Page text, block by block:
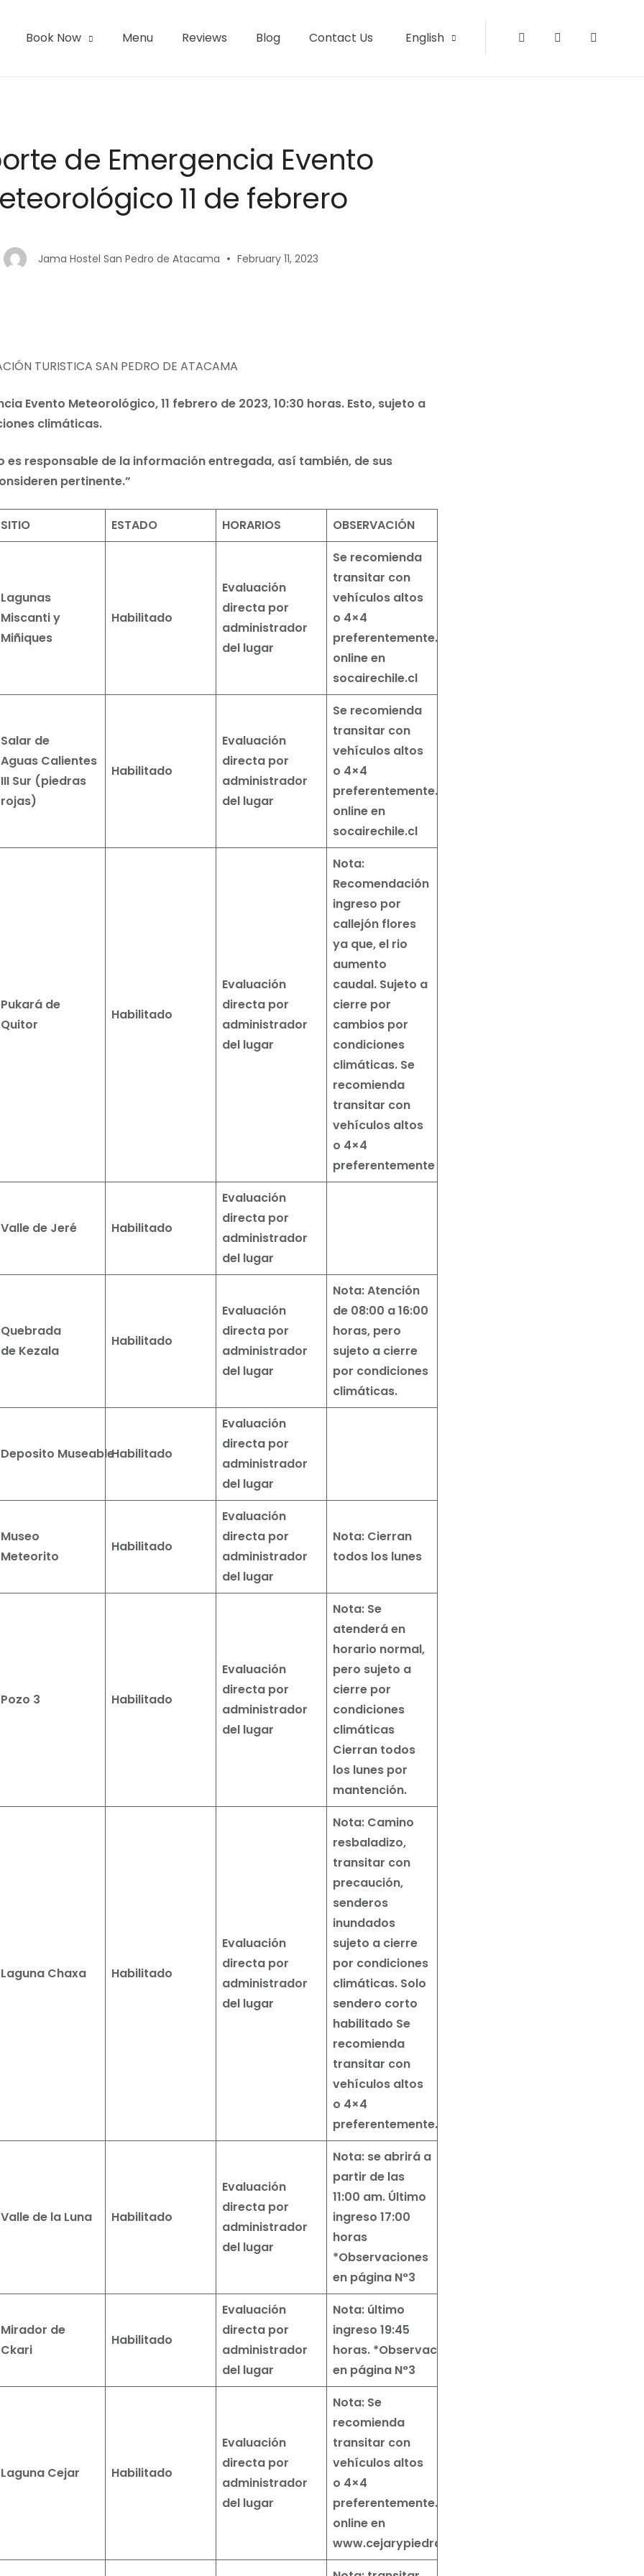
| San Pedro de Atacama
Book Now Menu Reviews Blog Contact Us English InstagramFacebook
de Emergencia Evento
11 de febrero
Jama Hostel San Pedro de Atacama February 11, 2023
TURISTICA SAN PEDRO DE ATACAMA
Evento Meteorológico, 11 febrero de 2023, 10:30 horas. Esto, sujeto a
climáticas.
es responsable de la información entregada, así también, de sus
pertinente.”
SITIO ESTADO HORARIOS OBSERVACIÓN
Lagunas
Miscanti y
Miñiques
Habilitado
Evaluación
directa por
administrador
del lugar
Se recomienda
transitar con
vehículos altos
o 4×4
preferentemente.
online en
socairechile.cl
Salar de
Aguas Calientes
III Sur (piedras
rojas)
Habilitado
Evaluación
directa por
administrador
del lugar
Se recomienda
transitar con
vehículos altos
o 4×4
preferentemente.
online en
socairechile.cl
Pukará de
Quitor
Habilitado
Evaluación
directa por
administrador
del lugar
Nota:
Recomendación
ingreso por
callejón flores
ya que, el rio
aumento
caudal. Sujeto a
cierre por
cambios por
condiciones
climáticas. Se
recomienda
transitar con
vehículos altos
o 4×4
preferentemente
Valle de Jeré Habilitado
Evaluación
directa por
administrador
del lugar
Quebrada
de Kezala
Habilitado
Evaluación
directa por
administrador
del lugar
Nota: Atención
de 08:00 a 16:00
horas, pero
sujeto a cierre
por condiciones
climáticas.
Deposito MuseableHabilitado
Evaluación
directa por
administrador
del lugar
Museo
Meteorito
Habilitado
Evaluación
directa por
administrador
del lugar
Nota: Cierran
todos los lunes
Pozo 3 Habilitado
Evaluación
directa por
administrador
del lugar
Nota: Se
atenderá en
horario normal,
pero sujeto a
cierre por
condiciones
climáticas
Cierran todos
los lunes por
mantención.
Laguna Chaxa Habilitado
Evaluación
directa por
administrador
del lugar
Nota: Camino
resbaladizo,
transitar con
precaución,
senderos
inundados
sujeto a cierre
por condiciones
climáticas. Solo
sendero corto
habilitado Se
recomienda
transitar con
vehículos altos
o 4×4
preferentemente.
Valle de la Luna Habilitado
Evaluación
directa por
administrador
del lugar
Nota: se abrirá a
partir de las
11:00 am. Último
ingreso 17:00
horas
*Observaciones
en página N°3
Mirador de
Ckari
Habilitado
Evaluación
directa por
administrador
del lugar
Nota: último
ingreso 19:45
horas. *Observaciones
en página N°3
Laguna Cejar Habilitado
Evaluación
directa por
administrador
del lugar
Nota: Se
recomienda
transitar con
vehículos altos
o 4×4
preferentemente.
online en
www.cejarypiedra.com